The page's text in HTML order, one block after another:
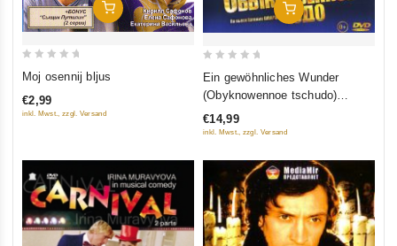
In Den Warenkorb
out
of
Moj osennij bljus
€2,99
inkl. Mwst., zzgl. Versand
In Den Warenkorb
5
Ein gewöhnliches Wunder
(Obyknowennoe tschudo)
(Krupnyj Plan)
€14,99
inkl. Mwst., zzgl. Versand